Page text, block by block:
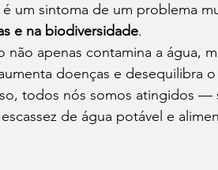
um sintoma de um problema
e na biodiversidade.
apenas contamina a água,
doenças e desequilibra
todos nós somos atingidos
de água potável e